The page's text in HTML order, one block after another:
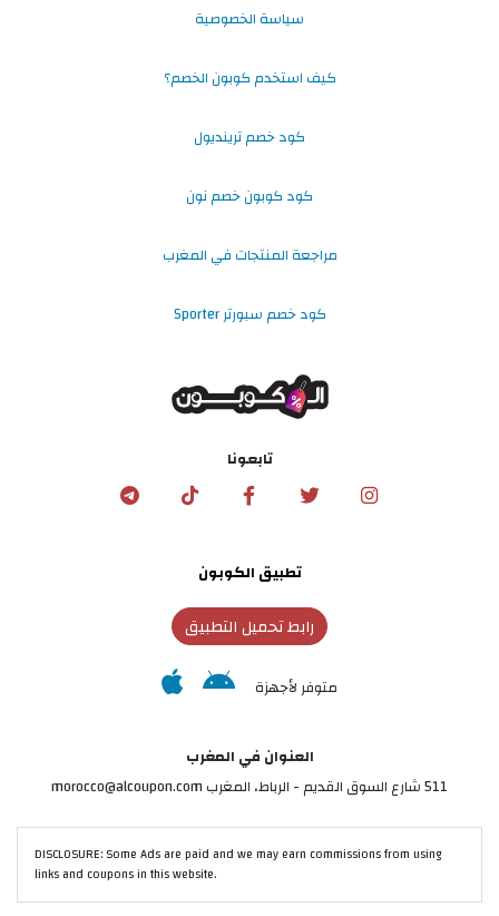
سياسة الخصوصية
كيف استخدم كوبون الخصم؟
كود خصم ترينديول
كود كوبون خصم نون
مراجعة المنتجات في المغرب
كود خصم سبورتر Sporter
تابعونا
تطبيق الكوبون
رابط تحميل التطبيق
متوفر لأجهزة
العنوان في المغرب
511 شارع السوق القديم - الرباط، المغرب morocco@alcoupon.com
DISCLOSURE: Some Ads are paid and we may earn commissions from using
links and coupons in this website.